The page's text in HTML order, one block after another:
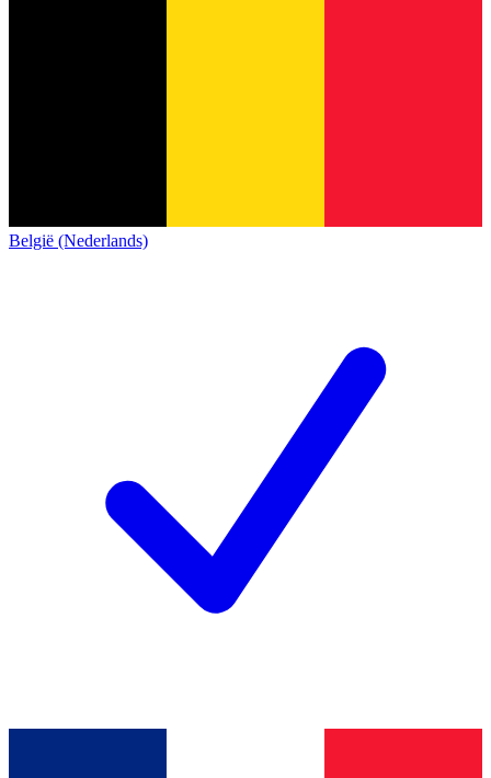
België (Nederlands)